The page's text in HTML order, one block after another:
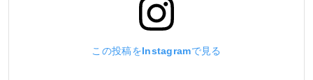
この投稿をInstagramで見る